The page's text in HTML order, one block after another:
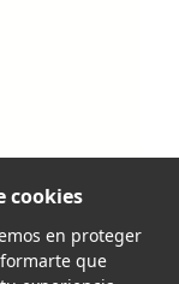
cookies
en proteger
que